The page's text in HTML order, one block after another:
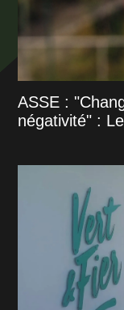
ASSE :
négativité" :